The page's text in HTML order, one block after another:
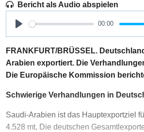
Bericht als Audio abspielen
Play
00:00
FRANKFURT/BRÜSSEL.
Arabien exportiert. Die
Die Europäische Kommission
Schwierige Verhandlungen in
Saudi-Arabien ist das Hauptexportziel
4.528 mt, Die deutschen